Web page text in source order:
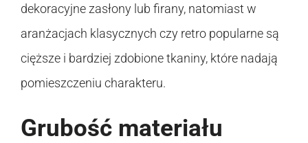
dekoracyjne zasłony lub firany, natomiast w
aranżacjach klasycznych czy retro popularne są
cięższe i bardziej zdobione tkaniny, które nadają
pomieszczeniu charakteru.
Grubość materiału